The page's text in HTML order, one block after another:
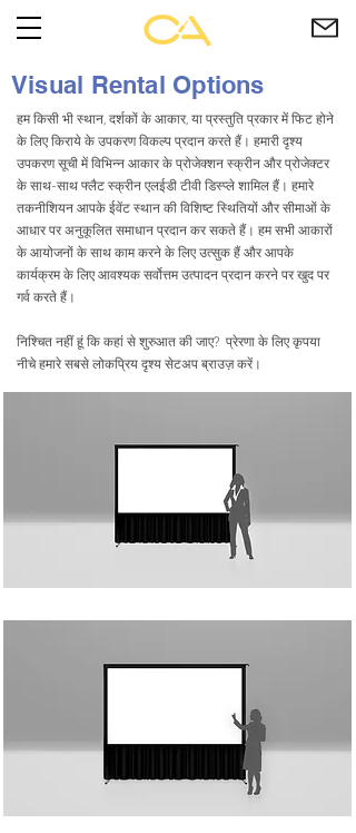
Visual Rental Options
हम किसी भी स्थान, दर्शकों के आकार, या प्रस्तुति प्रकार में फिट होने
के लिए किराये के उपकरण विकल्प प्रदान करते हैं। हमारी दृश्य
उपकरण सूची में विभिन्न आकार के प्रोजेक्शन स्क्रीन और प्रोजेक्टर
के साथ-साथ फ्लैट स्क्रीन एलईडी टीवी डिस्प्ले शामिल हैं। हमारे
तकनीशियन आपके ईवेंट स्थान की विशिष्ट स्थितियों और सीमाओं के
आधार पर अनुकूलित समाधान प्रदान कर सकते हैं। हम सभी आकारों
के आयोजनों के साथ काम करने के लिए उत्सुक हैं और आपके
कार्यक्रम के लिए आवश्यक सर्वोत्तम उत्पादन प्रदान करने पर खुद पर
गर्व करते हैं।
निश्चित नहीं हूं कि कहां से शुरुआत की जाए? प्रेरणा के लिए कृपया
नीचे हमारे सबसे लोकप्रिय दृश्य सेटअप ब्राउज़ करें।